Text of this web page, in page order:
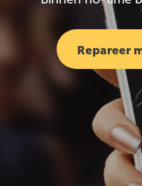
Repareer